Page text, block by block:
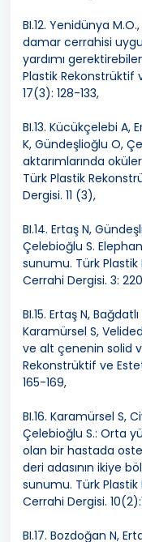
BI.12. Yenidünya
damar cerrahisi
yardımı
Plastik Rekonstrüktif
17(3): 128-133,
BI.13. Kücükçelebi A,
K, Gündeşlioğlu O,
aktarımlarında
Türk Plastik
Dergisi. 11 (3),
BI.14. Ertaş N,
Çelebioğlu S.
sunumu. Türk
Cerrahi Dergisi. 3:
BI.15. Ertaş N,
Karamürsel S,
ve alt çenenin solid
Rekonstrüktif ve
165-169,
BI.16. Karamürsel S,
Çelebioğlu S.: Orta
olan bir hastada
deri adasının ikiye
sunumu. Türk
Cerrahi Dergisi.
BI.17. Bozdoğan N,